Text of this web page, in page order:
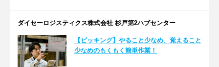
ダイセーロジスティクス株式会社 杉戸第2ハブセンター
【ピッキング】やること少なめ、覚えること
少なめのもくもく簡単作業！